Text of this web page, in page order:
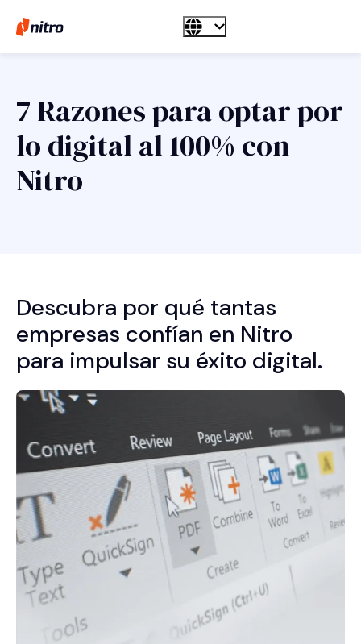
7 Razones para optar por
lo digital al 100% con
Nitro
Descubra por qué tantas
empresas confían en Nitro
para impulsar su éxito digital.